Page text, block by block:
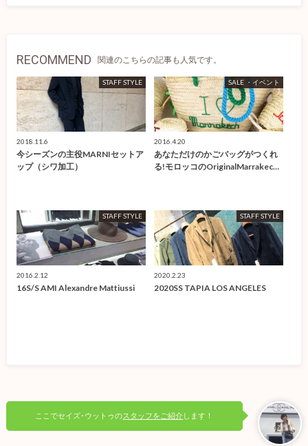
RECOMMEND 関連のこちらの記事も人気です。
STAFF STYLE
2018.11.6
今シーズンの主役MARNIセットア
ップ（シワ加工）
SALE ・イベント
2016.4.20
あなただけのかごバッグがつくれ
る!モロッコのOriginalMarrakec…
STAFF STYLE
2016.2.12
16S/S AMI Alexandre Mattiussi
STAFF STYLE
2020.2.23
2020SS TAPIA LOS ANGELES
ここでセイズ･ウットゥのスタッフをご紹介します！